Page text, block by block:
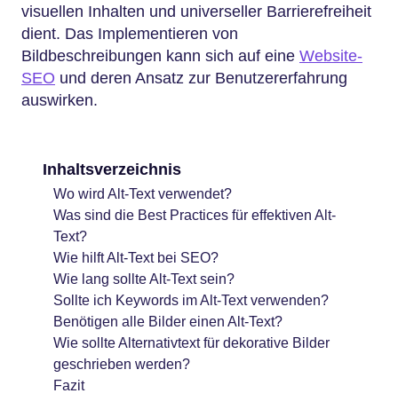
visuellen Inhalten und universeller Barrierefreiheit
dient. Das Implementieren von
Bildbeschreibungen kann sich auf eine Website-
SEO und deren Ansatz zur Benutzererfahrung
auswirken.
Inhaltsverzeichnis
Wo wird Alt-Text verwendet?
Was sind die Best Practices für effektiven Alt-
Text?
Wie hilft Alt-Text bei SEO?
Wie lang sollte Alt-Text sein?
Sollte ich Keywords im Alt-Text verwenden?
Benötigen alle Bilder einen Alt-Text?
Wie sollte Alternativtext für dekorative Bilder
geschrieben werden?
Fazit